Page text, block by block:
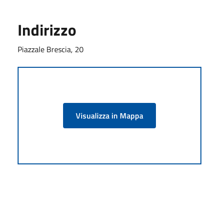
Indirizzo
Piazzale Brescia, 20
Visualizza in Mappa